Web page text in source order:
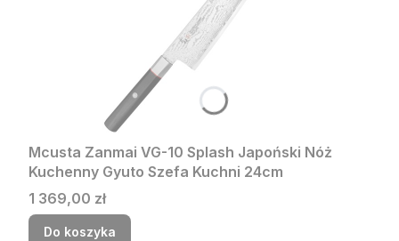
Mcusta Zanmai VG-10 Splash Japoński Nóż
Kuchenny Gyuto Szefa Kuchni 24cm
Cena
1 369,00 zł
Do koszyka